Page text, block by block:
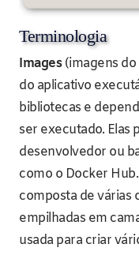
Terminologia
Images(imagens
do aplicativo
bibliotecas e
ser executado. Elas
desenvolvedor ou
como o Docker
composta de várias
empilhadas em
usada para criar